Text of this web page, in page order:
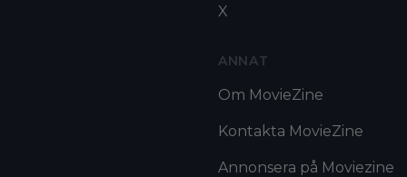
X
ANNAT
Om MovieZine
Kontakta MovieZine
Annonsera på Moviezine